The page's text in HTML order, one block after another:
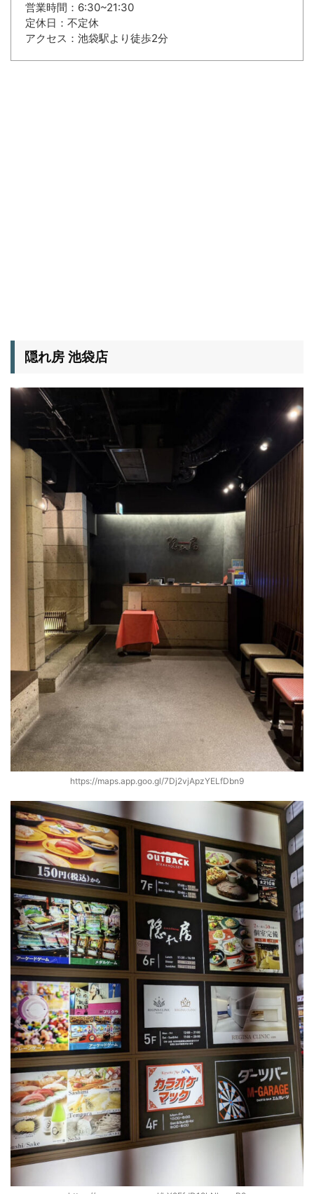
営業時間：6:30~21:30
定休日：不定休
アクセス：池袋駅より徒歩2分
隠れ房 池袋店
https://maps.app.goo.gl/7Dj2vjApzYELfDbn9